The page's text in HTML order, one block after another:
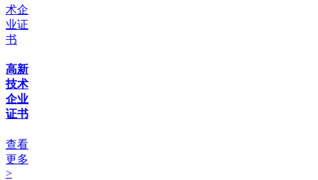
高新
技术
企业
证书
查看
更多
>